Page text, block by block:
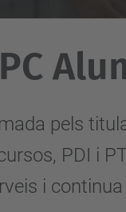
pels
PDI i
i